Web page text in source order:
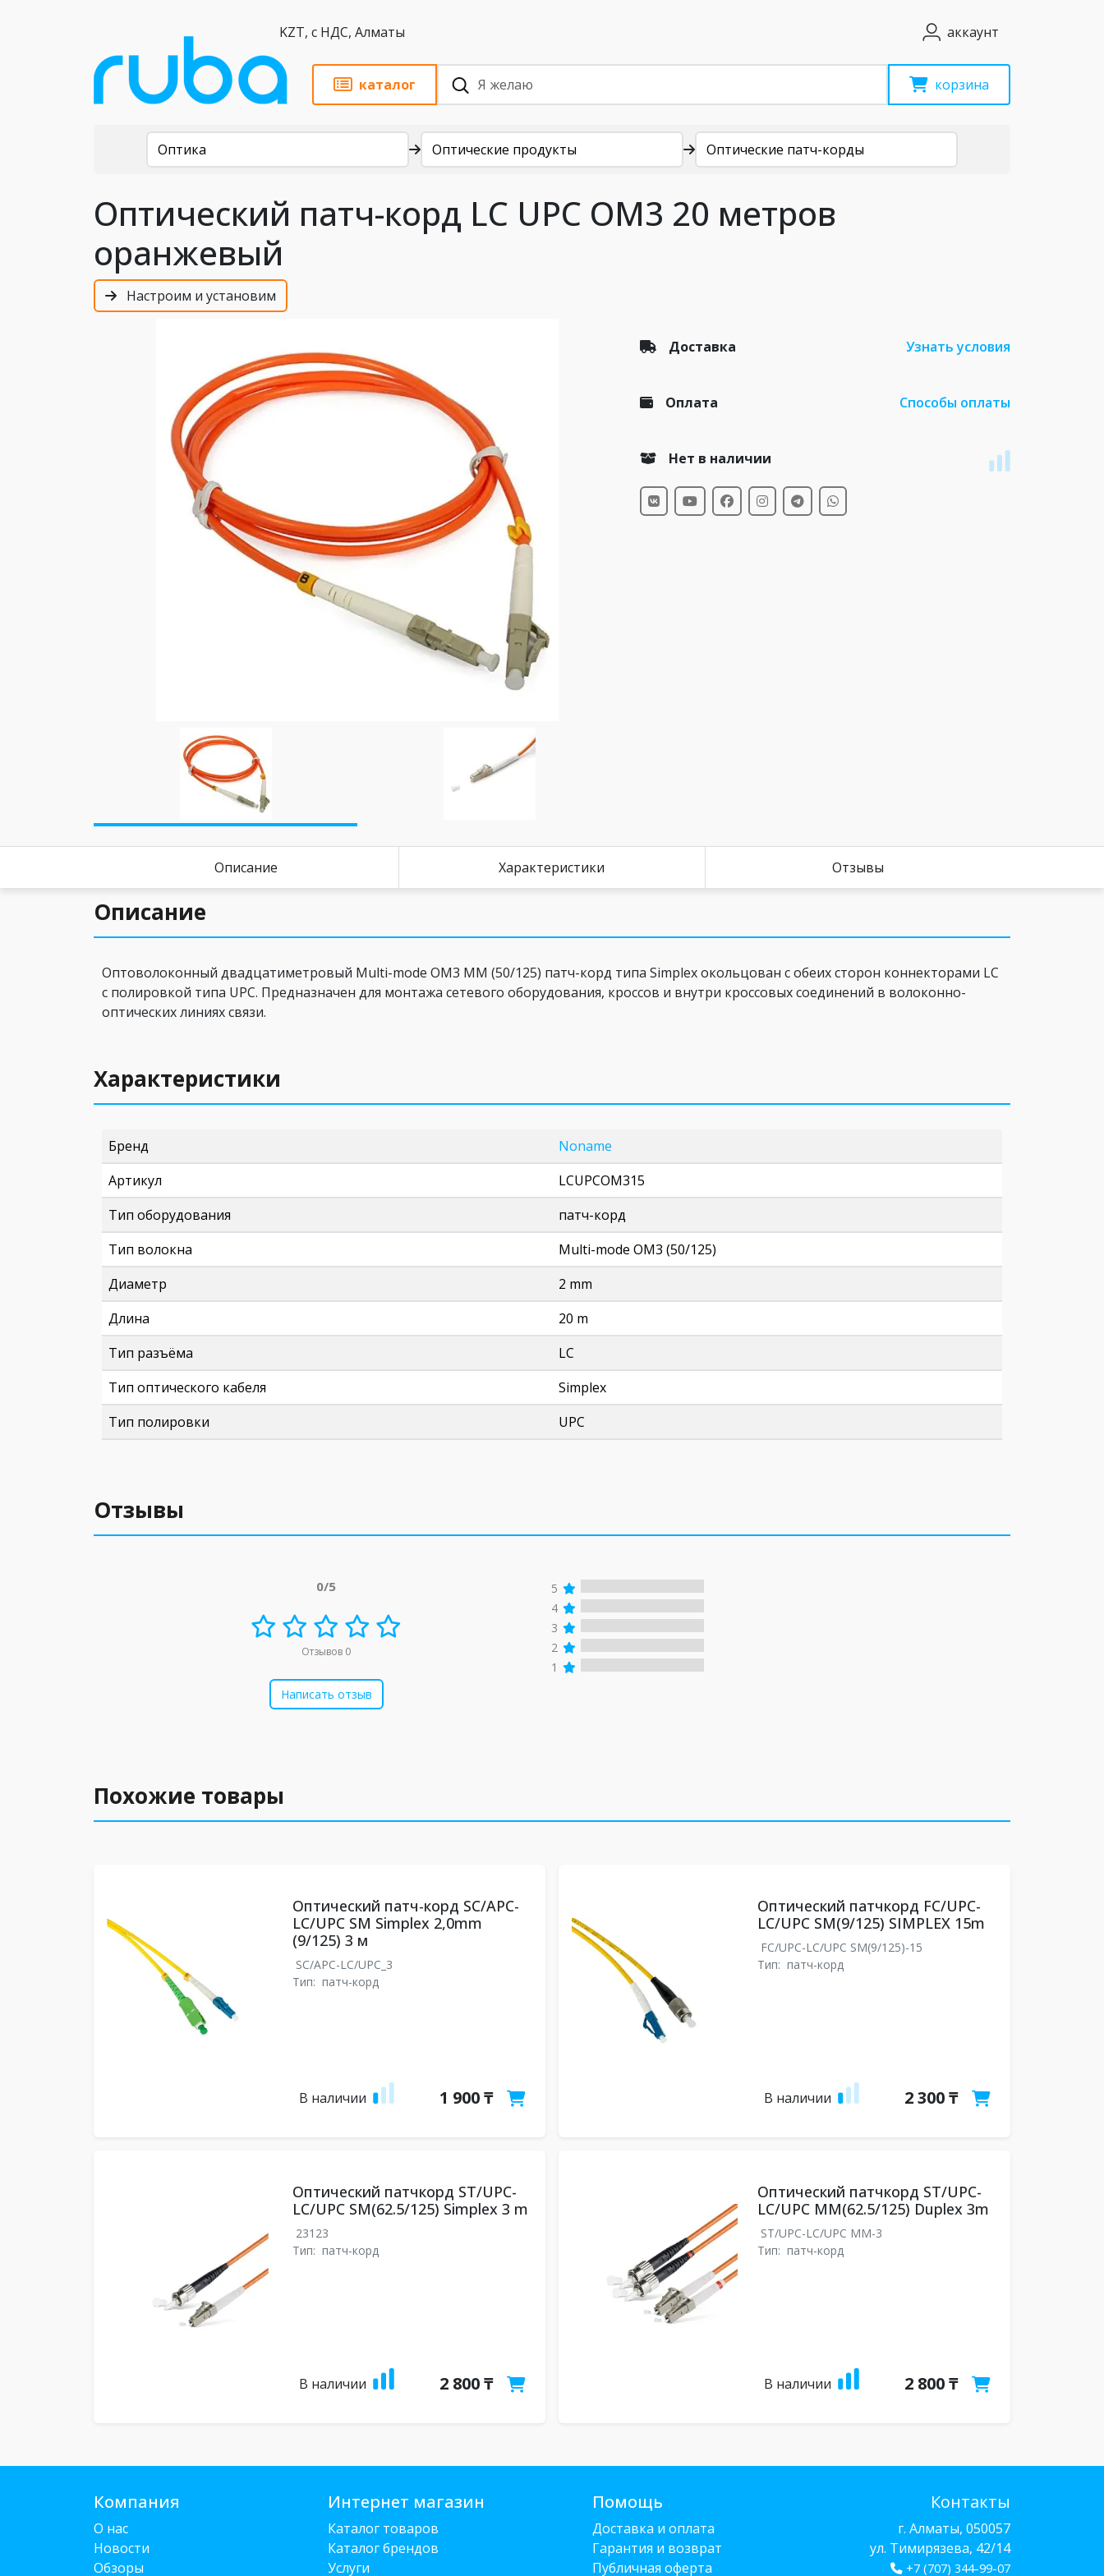
KZT, с НДС, Алматы аккаунт
каталог корзина
Каталог
Оптика Оптические продукты Оптические патч-корды
Оптический патч-корд LC UPC OM3 20 метров
оранжевый
Настроим и установим
Доставка Узнать условия
Оплата Способы оплаты
Нет в наличии
Описание Характеристики Отзывы
Описание
Оптоволоконный двадцатиметровый Multi-mode OM3 ММ (50/125) патч-корд типа Simplex окольцован с обеих сторон коннекторами LC
c полировкой типа UPC. Предназначен для монтажа сетевого оборудования, кроссов и внутри кроссовых соединений в волоконно-
оптических линиях связи.
Характеристики
Бренд
Noname
Артикул
LCUPCOM315
Тип оборудования
патч-корд
Тип волокна
Multi-mode OM3 (50/125)
Диаметр
2 mm
Длина
20 m
Тип разъёма
LC
Тип оптического кабеля
Simplex
Тип полировки
UPC
Отзывы
0/5
Отзывов 0
Написать отзыв
5
4
3
2
1
Похожие товары
Оптический патч-корд SC/APC-
LC/UPC SM Simplex 2,0mm
(9/125) 3 м
SC/APC-LC/UPC_3
Тип: патч-корд
В наличии 1 900 ₸
Оптический патчкорд FC/UPC-
LC/UPC SM(9/125) SIMPLEX 15m
FC/UPC-LC/UPC SM(9/125)-15
Тип: патч-корд
В наличии 2 300 ₸
Оптический патчкорд ST/UPC-
LC/UPC SM(62.5/125) Simplex 3 m
23123
Тип: патч-корд
В наличии 2 800 ₸
Оптический патчкорд ST/UPC-
LC/UPC MM(62.5/125) Duplex 3m
ST/UPC-LC/UPC MM-3
Тип: патч-корд
В наличии 2 800 ₸
Компания
О нас
Новости
Обзоры
Интернет магазин
Каталог товаров
Каталог брендов
Услуги
Помощь
Доставка и оплата
Гарантия и возврат
Публичная оферта
Контакты
г. Алматы, 050057
ул. Тимирязева, 42/14
+7 (707) 344-99-07